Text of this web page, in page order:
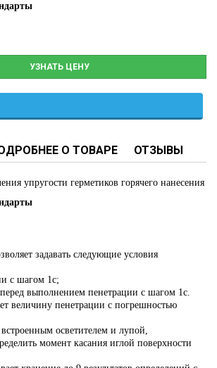
УЗНАТЬ ЦЕНУ
О ТОВАРЕ ОТЗЫВЫ
упругости герметиков горячего нанесения
задавать следующие условия
с шагом 1с;
выполнением пенетрации с шагом 1с.
величину пенетрации с погрешностью
осветителем и лупой,
момент касания иглой поверхности